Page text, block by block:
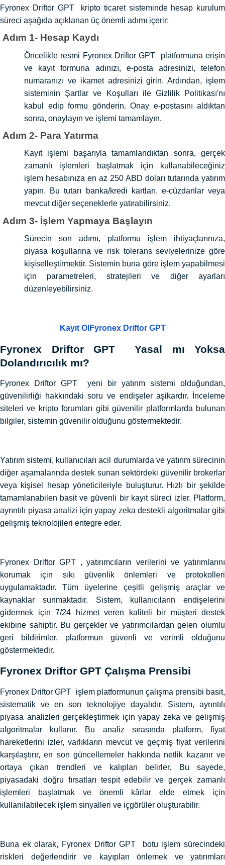
Fyronex Driftor GPT kripto ticaret sisteminde hesap kurulum
süreci aşağıda açıklanan üç önemli adımı içerir:
Adım 1- Hesap Kaydı
Öncelikle resmi Fyronex Driftor GPT platformuna erişin
ve kayıt formuna adınızı, e-posta adresinizi, telefon
numaranızı ve ikamet adresinizi girin. Ardından, işlem
sisteminin Şartlar ve Koşulları ile Gizlilik Politikası'nı
kabul edip formu gönderin. Onay e-postasını aldıktan
sonra, onaylayın ve işlemi tamamlayın.
Adım 2- Para Yatırma
Kayıt işlemi başarıyla tamamlandıktan sonra, gerçek
zamanlı işlemleri başlatmak için kullanabileceğiniz
işlem hesabınıza en az 250 ABD doları tutarında yatırım
yapın. Bu tutarı banka/kredi kartları, e-cüzdanlar veya
mevcut diğer seçeneklerle yatırabilirsiniz.
Adım 3- İşlem Yapmaya Başlayın
Sürecin son adımı, platformu işlem ihtiyaçlarınıza,
piyasa koşullarına ve risk tolerans seviyelerinize göre
kişiselleştirmektir. Sistemin buna göre işlem yapabilmesi
için parametreleri, stratejileri ve diğer ayarları
düzenleyebilirsiniz.
Kayıt OlFyronex Driftor GPT
Fyronex Driftor GPT Yasal mı Yoksa
Dolandırıcılık mı?
Fyronex Driftor GPT yeni bir yatırım sistemi olduğundan,
güvenilirliği hakkındaki soru ve endişeler aşikardır. İnceleme
siteleri ve kripto forumları gibi güvenilir platformlarda bulunan
bilgiler, sistemin güvenilir olduğunu göstermektedir.
Yatırım sistemi, kullanıcıları acil durumlarda ve yatırım sürecinin
diğer aşamalarında destek sunan sektördeki güvenilir brokerlar
veya kişisel hesap yöneticileriyle buluşturur. Hızlı bir şekilde
tamamlanabilen basit ve güvenli bir kayıt süreci izler. Platform,
ayrıntılı piyasa analizi için yapay zeka destekli algoritmalar gibi
gelişmiş teknolojileri entegre eder.
Fyronex Driftor GPT , yatırımcıların verilerini ve yatırımlarını
korumak için sıkı güvenlik önlemleri ve protokolleri
uygulamaktadır. Tüm üyelerine çeşitli gelişmiş araçlar ve
kaynaklar sunmaktadır. Sistem, kullanıcıların endişelerini
gidermek için 7/24 hizmet veren kaliteli bir müşteri destek
ekibine sahiptir. Bu gerçekler ve yatırımcılardan gelen olumlu
geri bildirimler, platformun güvenli ve verimli olduğunu
göstermektedir.
Fyronex Driftor GPT Çalışma Prensibi
Fyronex Driftor GPT işlem platformunun çalışma prensibi basit,
sistematik ve en son teknolojiye dayalıdır. Sistem, ayrıntılı
piyasa analizleri gerçekleştirmek için yapay zeka ve gelişmiş
algoritmalar kullanır. Bu analiz sırasında platform, fiyat
hareketlerini izler, varlıkların mevcut ve geçmiş fiyat verilerini
karşılaştırır, en son güncellemeler hakkında netlik kazanır ve
ortaya çıkan trendleri ve kalıpları belirler. Bu sayede,
piyasadaki doğru fırsatları tespit edebilir ve gerçek zamanlı
işlemleri başlatmak ve önemli kârlar elde etmek için
kullanılabilecek işlem sinyalleri ve içgörüler oluşturabilir.
Buna ek olarak, Fyronex Driftor GPT botu işlem sürecindeki
riskleri değerlendirir ve kayıpları önlemek ve yatırımları